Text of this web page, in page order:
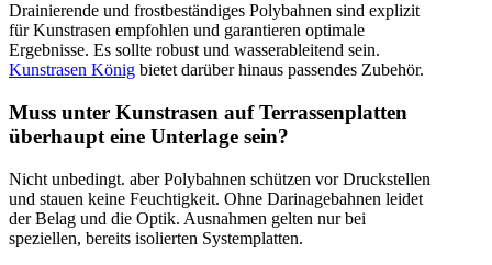
Drainierende und frostbeständiges Polybahnen sind explizit
für Kunstrasen empfohlen und garantieren optimale
Ergebnisse. Es sollte robust und wasserableitend sein.
Kunstrasen König bietet darüber hinaus passendes Zubehör.
Muss unter Kunstrasen auf Terrassenplatten
überhaupt eine Unterlage sein?
Nicht unbedingt. aber Polybahnen schützen vor Druckstellen
und stauen keine Feuchtigkeit. Ohne Darinagebahnen leidet
der Belag und die Optik. Ausnahmen gelten nur bei
speziellen, bereits isolierten Systemplatten.